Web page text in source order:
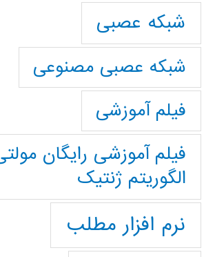
شبکه عصبی
شبکه عصبی مصنوعی
فیلم آموزشی
فیلم آموزشی رایگان
الگوریتم ژنتیک
نرم افزار مطلب